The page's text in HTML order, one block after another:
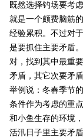
既然选择钓场要考
就是一个颇费脑筋
经验累积。不过对
是要抓住主要矛盾
对，找到其中最重
矛盾，其它次要矛
举例说：冬春季节
条件作为考虑的重
和小鱼生存的环境
活汛日子里主要矛